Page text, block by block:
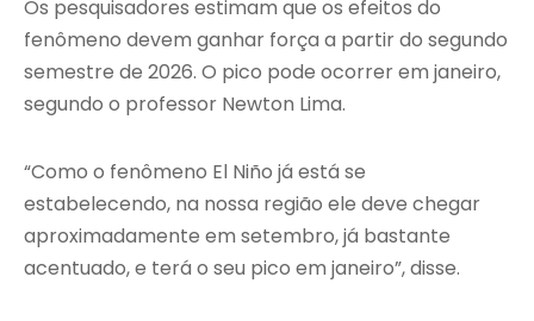
Os pesquisadores estimam que os efeitos do
fenômeno devem ganhar força a partir do segundo
semestre de 2026. O pico pode ocorrer em janeiro,
segundo o professor Newton Lima.
“Como o fenômeno El Niño já está se
estabelecendo, na nossa região ele deve chegar
aproximadamente em setembro, já bastante
acentuado, e terá o seu pico em janeiro”, disse.